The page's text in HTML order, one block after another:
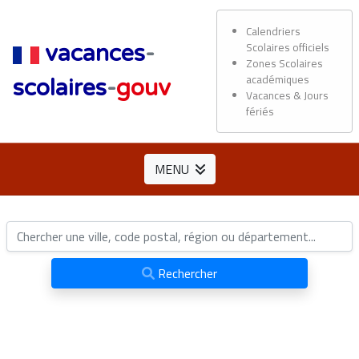
vacances-
scolaires-gouv
Calendriers
Scolaires officiels
Zones Scolaires
académiques
Vacances & Jours
fériés
MENU
Rechercher